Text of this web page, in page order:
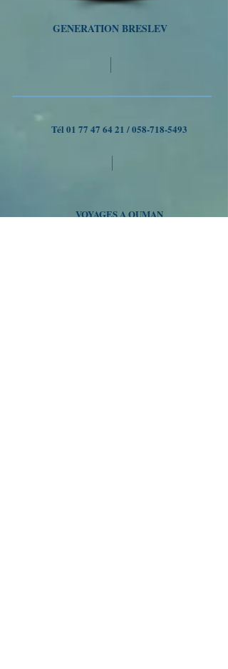
GENERATION BRESLEV
Tél 01 77 47 64 21 /058-718-5493
VOYAGES A OUMAN